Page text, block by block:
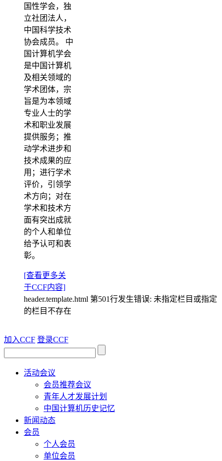
国性学会，独
立社团法人，
中国科学技术
协会成员。 中
国计算机学会
是中国计算机
及相关领域的
学术团体，宗
旨是为本领域
专业人士的学
术和职业发展
提供服务；推
动学术进步和
技术成果的应
用；进行学术
评价，引领学
术方向；对在
学术和技术方
面有突出成就
的个人和单位
给予认可和表
彰。
[查看更多关
于CCF内容]
header.template.html 第501行发生错误: 未指定栏目或指定
的栏目不存在
加入CCF 登录CCF
活动会议
会员推荐会议
青年人才发展计划
中国计算机历史记忆
新闻动态
会员
个人会员
单位会员